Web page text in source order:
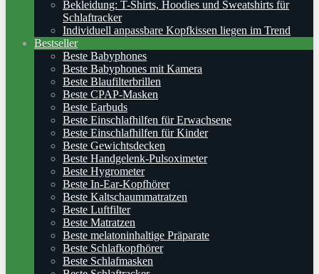
Bekleidung: T-Shirts, Hoodies und Sweatshirts für
Schlaftracker
Individuell anpassbare Kopfkissen liegen im Trend
Bestseller
Beste Babyphones
Beste Babyphones mit Kamera
Beste Blaufilterbrillen
Beste CPAP-Masken
Beste Earbuds
Beste Einschlafhilfen für Erwachsene
Beste Einschlafhilfen für Kinder
Beste Gewichtsdecken
Beste Handgelenk-Pulsoximeter
Beste Hygrometer
Beste In-Ear-Kopfhörer
Beste Kaltschaummatratzen
Beste Luftfilter
Beste Matratzen
Beste melatoninhaltige Präparate
Beste Schlafkopfhörer
Beste Schlafmasken